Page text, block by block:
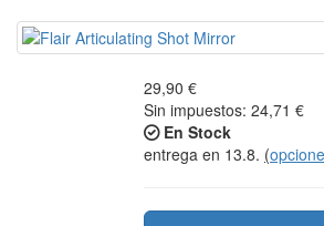
29,90 €
Sin impuestos: 24,71 €
En Stock
entrega en 13.8. (